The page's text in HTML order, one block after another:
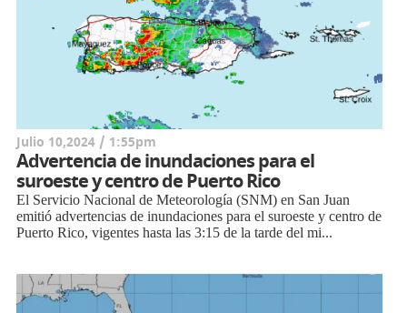
Julio 10,2024 / 1:55pm
Advertencia de inundaciones para el
suroeste y centro de Puerto Rico
El Servicio Nacional de Meteorología (SNM) en San Juan
emitió advertencias de inundaciones para el suroeste y centro de
Puerto Rico, vigentes hasta las 3:15 de la tarde del mi...